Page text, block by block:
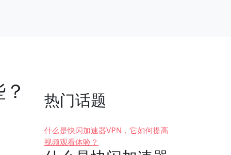
热门话题
什么是快闪加速器VPN，它如何提高
视频观看体验？